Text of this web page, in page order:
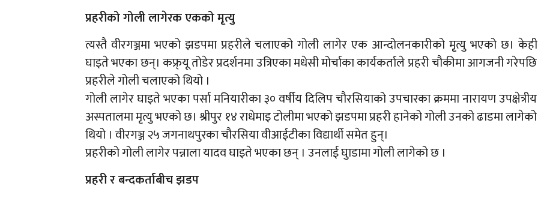
प्रहरीको गोली लागेरक एकको मृत्यु
त्यस्तै वीरगञ्जमा भएको झडपमा प्रहरीले चलाएको गोली लागेर एक आन्दोलनकारीको मृृत्यु भएको छ। केही
घाइते भएका छन्। कफ्र्यू तोडेर प्रदर्शनमा उत्रिएका मधेसी मोर्चाका कार्यकर्ताले प्रहरी चौकीमा आगजनी गरेपछि
प्रहरीले गोली चलाएको थियो ।
गोली लागेर घाइते भएका पर्सा मनियारीका ३० वर्षीय दिलिप चौरसियाको उपचारका क्रममा नारायण उपक्षेत्रीय
अस्पतालमा मृत्यु भएको छ। श्रीपुर १४ राधेमाइ टोलीमा भएको झडपमा प्रहरी हानेको गोली उनको ढाडमा लागेको
थियो । वीरगञ्ज २५ जगनाथपुरका चौरसिया वीआईटीका विद्यार्थी समेत हुन्।
प्रहरीको गोली लागेर पन्नाला यादव घाइते भएका छन् । उनलाई घुाडामा गोली लागेको छ ।
प्रहरी र बन्दकर्ताबीच झडप